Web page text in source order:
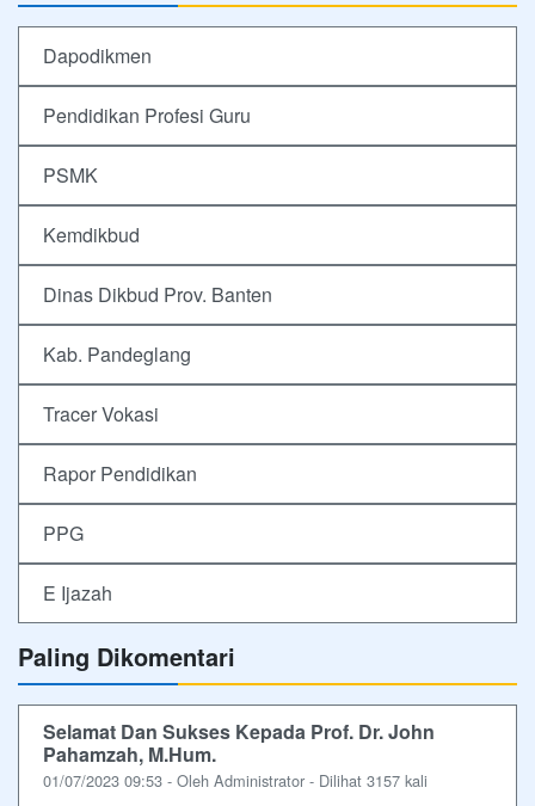
Dapodikmen
Pendidikan Profesi Guru
PSMK
Kemdikbud
Dinas Dikbud Prov. Banten
Kab. Pandeglang
Tracer Vokasi
Rapor Pendidikan
PPG
E Ijazah
Paling Dikomentari
Selamat Dan Sukses Kepada Prof. Dr. John
Pahamzah, M.Hum.
01/07/2023 09:53 - Oleh Administrator - Dilihat 3157 kali